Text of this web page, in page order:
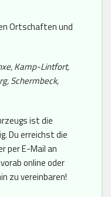
Ortschaften und
Kamp-Lintfort,
Schermbeck,
ist die
Du erreichst die
per E-Mail an
online oder
zu vereinbaren!